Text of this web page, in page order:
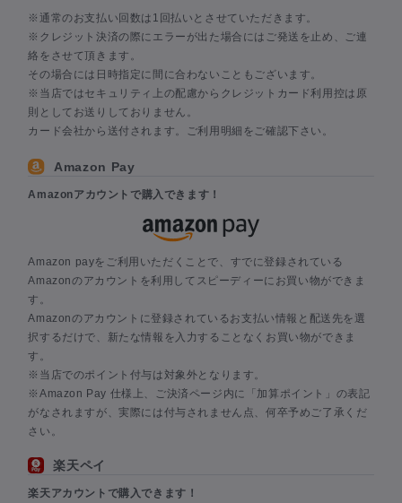
※通常のお支払い回数は1回払いとさせていただきます。
※クレジット決済の際にエラーが出た場合にはご発送を止め、ご連
絡をさせて頂きます。
その場合には日時指定に間に合わないこともございます。
※当店ではセキュリティ上の配慮からクレジットカード利用控は原
則としてお送りしておりません。
カード会社から送付されます。ご利用明細をご確認下さい。
Amazon Pay
Amazonアカウントで購入できます！
Amazon payをご利用いただくことで、すでに登録されている
Amazonのアカウントを利用してスピーディーにお買い物ができま
す。
Amazonのアカウントに登録されているお支払い情報と配送先を選
択するだけで、新たな情報を入力することなくお買い物ができま
す。
※当店でのポイント付与は対象外となります。
※Amazon Pay 仕様上、ご決済ページ内に「加算ポイント」の表記
がなされますが、実際には付与されません点、何卒予めご了承くだ
さい。
楽天ペイ
楽天アカウントで購入できます！